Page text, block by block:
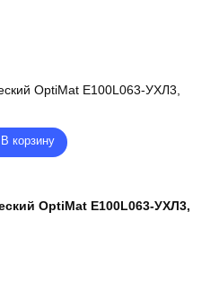
В корзину
OptiMat E100L063-УХЛ3,